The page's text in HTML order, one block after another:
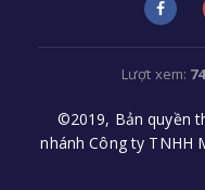
Lượt xem:
©2019, Bản quyền
nhánh Công ty TNHH